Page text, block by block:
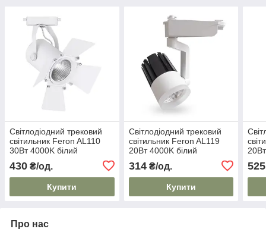
Світлодіодний трековий
світильник Feron AL110
30Вт 4000K білий
430 ₴/од.
Купити
Світлодіодний трековий
світильник Feron AL119
20Вт 4000K білий
314₴/од.
Купити
525
Про нас